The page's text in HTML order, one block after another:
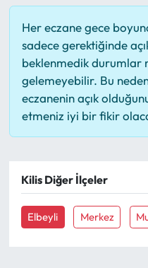
Her eczane gece
sadece gerektiğinde
beklenmedik durumlar
gelemeyebilir. Bu
eczanenin açık
etmeniz iyi bir fikir
Kilis Diğer İlçeler
Elbeyli Merkez
Köşe Yazıları
Karikatür Galeri
BIK
Spor Yazıları
Mektup Galeri